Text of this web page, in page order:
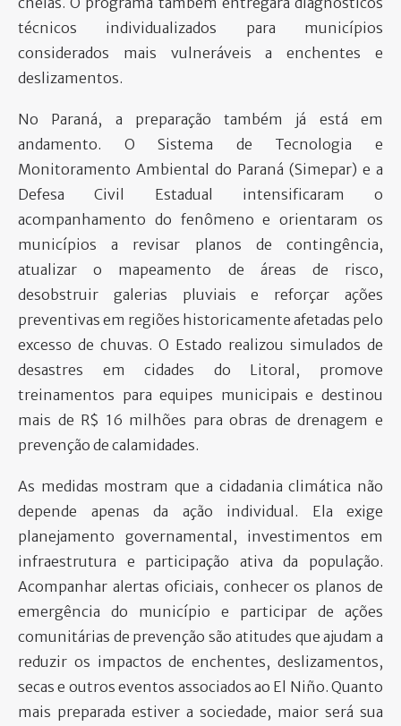
técnicos individualizados para municípios
considerados mais vulneráveis a enchentes e
deslizamentos.
No Paraná, a preparação também já está em
andamento. O Sistema de Tecnologia e
Monitoramento Ambiental do Paraná (Simepar) e a
Defesa Civil Estadual intensificaram o
acompanhamento do fenômeno e orientaram os
municípios a revisar planos de contingência,
atualizar o mapeamento de áreas de risco,
desobstruir galerias pluviais e reforçar ações
preventivas em regiões historicamente afetadas pelo
excesso de chuvas. O Estado realizou simulados de
desastres em cidades do Litoral, promove
treinamentos para equipes municipais e destinou
mais de R$ 16 milhões para obras de drenagem e
prevenção de calamidades.
As medidas mostram que a cidadania climática não
depende apenas da ação individual. Ela exige
planejamento governamental, investimentos em
infraestrutura e participação ativa da população.
Acompanhar alertas oficiais, conhecer os planos de
emergência do município e participar de ações
comunitárias de prevenção são atitudes que ajudam a
reduzir os impactos de enchentes, deslizamentos,
secas e outros eventos associados ao El Niño. Quanto
mais preparada estiver a sociedade, maior será sua